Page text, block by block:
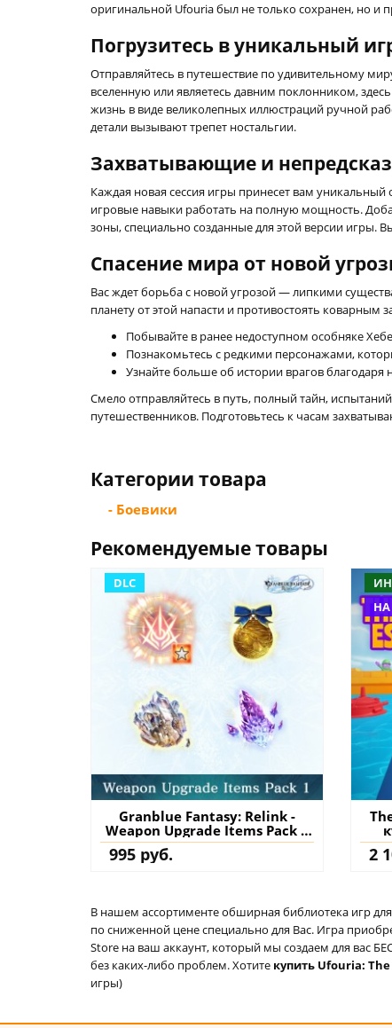
оригинальной Ufouria был не только сохранен, но
Погрузитесь в уникальный
Отправляйтесь в путешествие по удивительному
вселенную или являетесь давним поклонником,
жизнь в виде великолепных иллюстраций ручной
детали вызывают трепет ностальгии.
Захватывающие и
Каждая новая сессия игры принесет вам
игровые навыки работать на полную мощность.
зоны, специально созданные для этой версии игры.
Спасение мира от новой
Вас ждет борьба с новой угрозой — липкими
планету от этой напасти и противостоять коварным
Побывайте в ранее недоступном особняке
Познакомьтесь с редкими персонажами,
Узнайте больше об истории врагов
Смело отправляйтесь в путь, полный тайн,
путешественников. Подготовьтесь к часам
Категории товара
- Боевики
Рекомендуемые товары
DLC
Granblue Fantasy: Relink -
Weapon Upgrade Items Pack 1
PS4 & PS5 (Турция) купить
дополнение на аккаунт
995 руб. 2
В нашем ассортименте обширная библиотека игр
по сниженной цене специально для Вас. Игра
Store на ваш аккаунт, который мы создаем для вас
без каких-либо проблем. Хотите купить Ufouria: The
игры)